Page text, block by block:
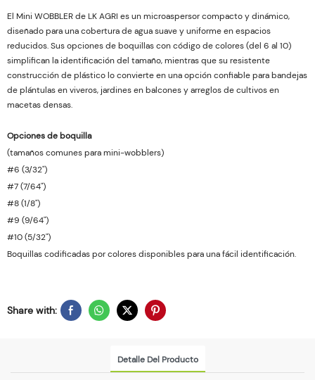
El Mini WOBBLER de LK AGRI es un microaspersor compacto y dinámico,
diseñado para una cobertura de agua suave y uniforme en espacios
reducidos. Sus opciones de boquillas con código de colores (del 6 al 10)
simplifican la identificación del tamaño, mientras que su resistente
construcción de plástico lo convierte en una opción confiable para bandejas
de plántulas en viveros, jardines en balcones y arreglos de cultivos en
macetas densas.
Opciones de boquilla
(tamaños comunes para mini-wobblers)
#6 (3/32")
#7 (7/64")
#8 (1/8")
#9 (9/64")
#10 (5/32")
Boquillas codificadas por colores disponibles para una fácil identificación.
Share with:
Detalle Del Producto